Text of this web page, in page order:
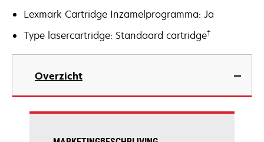
Lexmark Cartridge Inzamelprogramma: Ja
Type lasercartridge: Standaard cartridge†
Overzicht